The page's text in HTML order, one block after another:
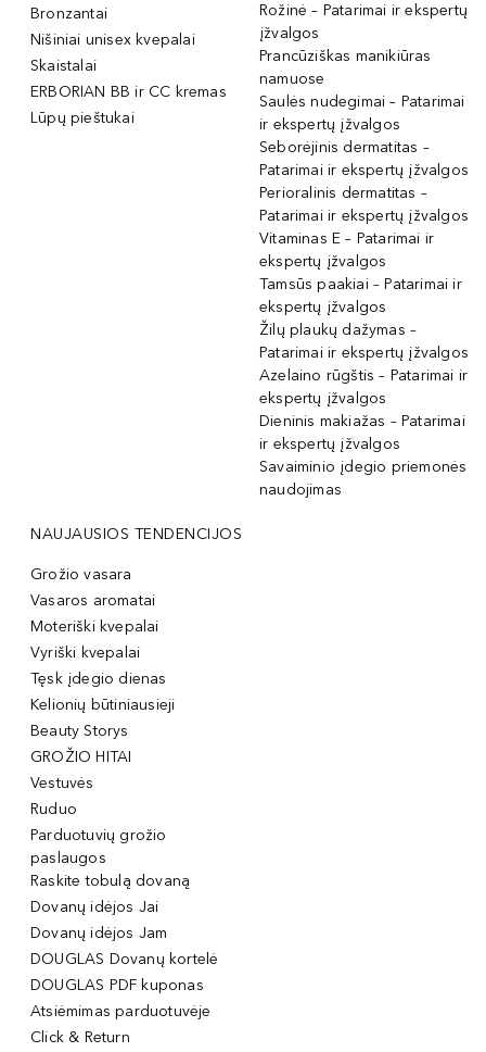
Bronzantai
Nišiniai unisex kvepalai
Skaistalai
ERBORIAN BB ir CC kremas
Lūpų pieštukai
Rožinė – Patarimai ir ekspertų
įžvalgos
Prancūziškas manikiūras
namuose
Saulės nudegimai – Patarimai
ir ekspertų įžvalgos
Seborėjinis dermatitas –
Patarimai ir ekspertų įžvalgos
Perioralinis dermatitas –
Patarimai ir ekspertų įžvalgos
Vitaminas E – Patarimai ir
ekspertų įžvalgos
Tamsūs paakiai – Patarimai ir
ekspertų įžvalgos
Žilų plaukų dažymas –
Patarimai ir ekspertų įžvalgos
Azelaino rūgštis – Patarimai ir
ekspertų įžvalgos
Dieninis makiažas – Patarimai
ir ekspertų įžvalgos
Savaiminio įdegio priemonės
naudojimas
NAUJAUSIOS TENDENCIJOS
Grožio vasara
Vasaros aromatai
Moteriški kvepalai
Vyriški kvepalai
Tęsk įdegio dienas
Kelionių būtiniausieji
Beauty Storys
GROŽIO HITAI
Vestuvės
Ruduo
Parduotuvių grožio
paslaugos
Raskite tobulą dovaną
Dovanų idėjos Jai
Dovanų idėjos Jam
DOUGLAS Dovanų kortelė
DOUGLAS PDF kuponas
Atsiėmimas parduotuvėje
Click & Return